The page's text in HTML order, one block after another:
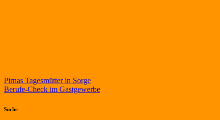
Beitragsnavigation
Pirnas Tagesmütter in Sorge
Berufe-Check im Gastgewerbe
Suche